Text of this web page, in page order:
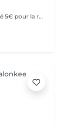
Lors du remplissage un ongle cassé sera facturé 5€ pour la reparation.